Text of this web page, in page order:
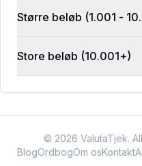
Større beløb (1.001 -
Store beløb (10.001+)
© 2026 ValutaTjek.
BlogOrdbogOm osKontakt